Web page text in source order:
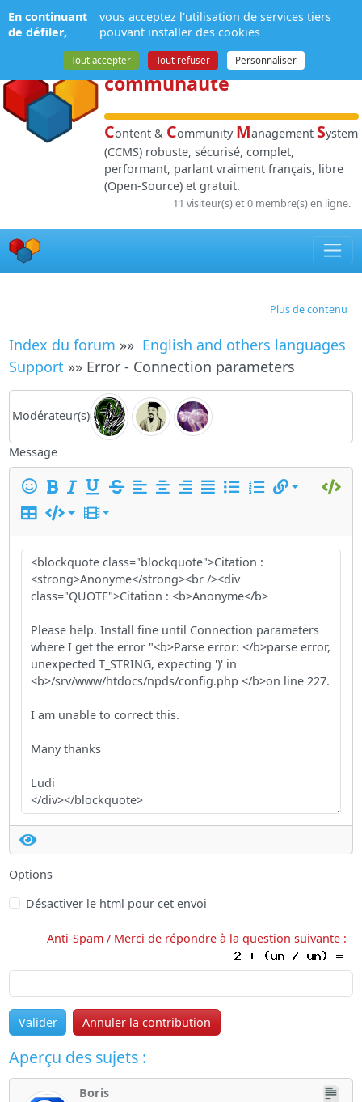
NPDS:Gestion de
contenuet de
communauté
Content & Community Management System
(CCMS) robuste, sécurisé, complet,
performant, parlant vraiment français, libre
(Open-Source) et gratuit.
11 visiteur(s) et 0 membre(s) en ligne.
Plus de contenu
Index du forum »» English and others languages
Support »» Error - Connection parameters
Modérateur(s)
Message
Options
Désactiver le html pour cet envoi
Anti-Spam / Merci de répondre à la question suivante :
Valider Annuler la contribution
Aperçu des sujets :
Boris
Panneau de gestion des cookies
En continuant
de défiler,
vous acceptez l'utilisation de services tiers
pouvant installer des cookies
Tout accepter Tout refuser Personnaliser